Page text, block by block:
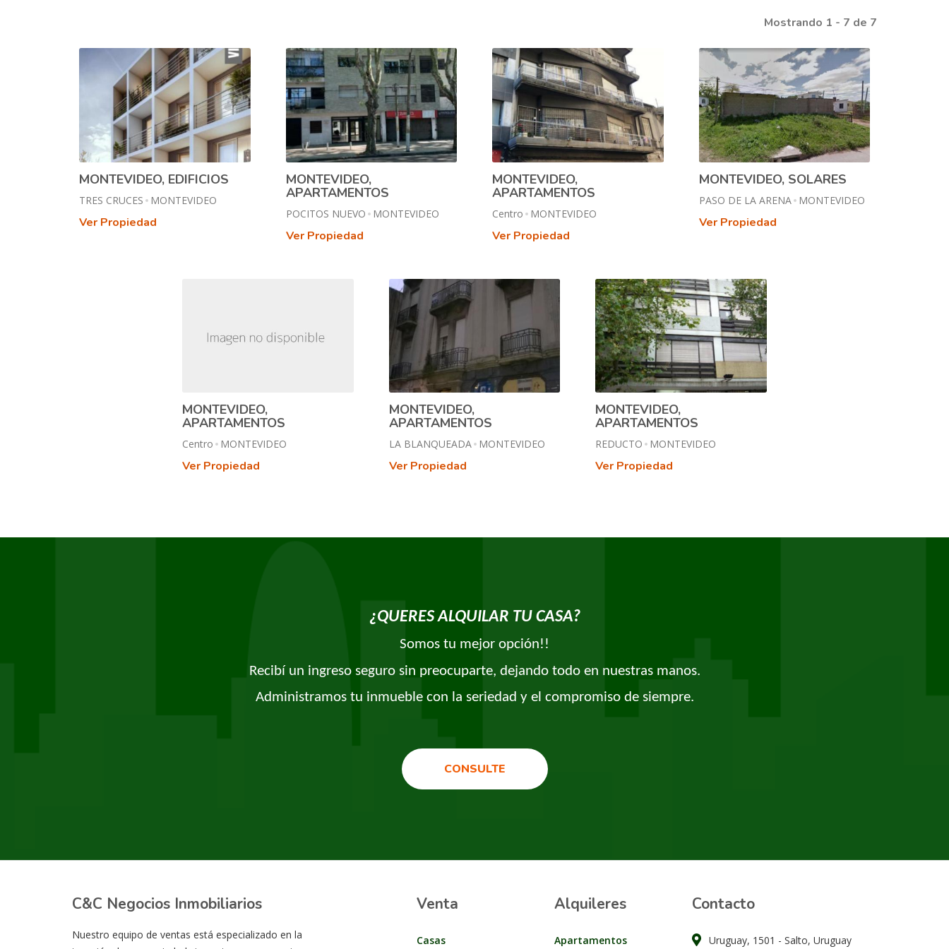
Mostrando 1 - 7 de 7
MONTEVIDEO, EDIFICIOS
TRES CRUCES MONTEVIDEO
Ver Propiedad
MONTEVIDEO,
APARTAMENTOS
POCITOS NUEVO MONTEVIDEO
Ver Propiedad
MONTEVIDEO,
APARTAMENTOS
Centro MONTEVIDEO
Ver Propiedad
MONTEVIDEO, SOLARES
PASO DE LA ARENA MONTEVIDEO
Ver Propiedad
MONTEVIDEO,
APARTAMENTOS
Centro MONTEVIDEO
Ver Propiedad
MONTEVIDEO,
APARTAMENTOS
LA BLANQUEADA MONTEVIDEO
Ver Propiedad
MONTEVIDEO,
APARTAMENTOS
REDUCTO MONTEVIDEO
Ver Propiedad
¿QUERES ALQUILAR TU CASA?
Somos tu mejor opción!!
Recibí un ingreso seguro sin preocuparte, dejando todo en nuestras manos.
Administramos tu inmueble con la seriedad y el compromiso de siempre.
CONSULTE
C&C Negocios Inmobiliarios
Nuestro equipo de ventas está especializado en la
Venta
Casas
Alquileres
Apartamentos
Contacto
Uruguay, 1501 - Salto, Uruguay